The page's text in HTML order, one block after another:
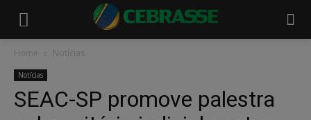
Home Notícias
Notícias
SEAC-SP promove palestra